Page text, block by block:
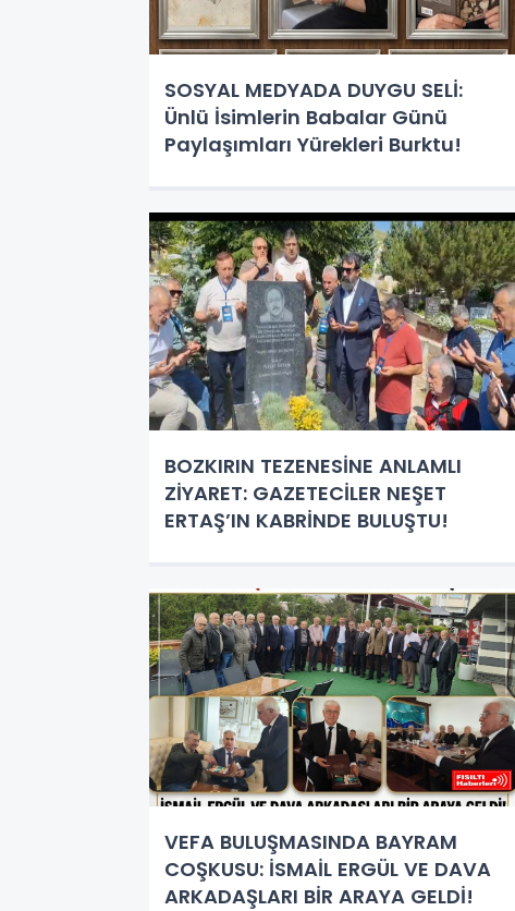
SOSYAL MEDYADA DUYGU SELİ:
Ünlü İsimlerin Babalar Günü
Paylaşımları Yürekleri Burktu!
BOZKIRIN TEZENESİNE ANLAMLI
ZİYARET: GAZETECİLER NEŞET
ERTAŞ’IN KABRİNDE BULUŞTU!
VEFA BULUŞMASINDA BAYRAM
COŞKUSU: İSMAİL ERGÜL VE DAVA
ARKADAŞLARI BİR ARAYA GELDİ!